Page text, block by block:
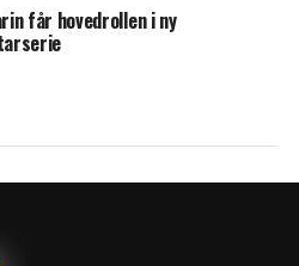
får hovedrollen i ny